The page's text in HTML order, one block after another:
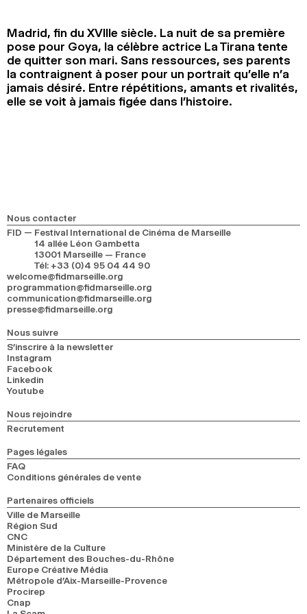
Madrid, fin du XVIIIe siècle. La nuit de sa première
pose pour Goya, la célèbre actrice La Tirana tente
de quitter son mari. Sans ressources, ses parents
la contraignent à poser pour un portrait qu’elle n’a
jamais désiré. Entre répétitions, amants et rivalités,
elle se voit à jamais figée dans l’histoire.
Nous contacter
FID — Festival International de Cinéma de Marseille
14 allée Léon Gambetta
13001 Marseille — France
Tél: +33 (0)4 95 04 44 90
welcome@fidmarseille.org
programmation@fidmarseille.org
communication@fidmarseille.org
presse@fidmarseille.org
Nous suivre
S’inscrire à la newsletter
Instagram
Facebook
Linkedin
Youtube
Nous rejoindre
Recrutement
Pages légales
FAQ
Conditions générales de vente
Partenaires officiels
Ville de Marseille
Région Sud
CNC
Ministère de la Culture
Département des Bouches-du-Rhône
Europe Créative Média
Métropole d’Aix-Marseille-Provence
Procirep
Cnap